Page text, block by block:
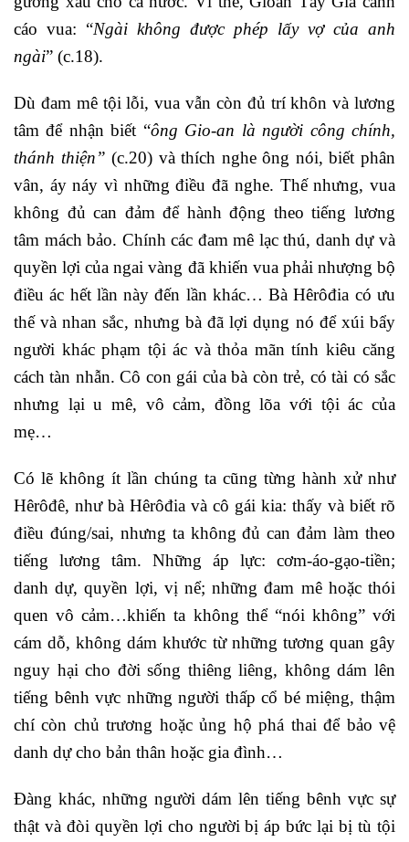
cáo vua: “Ngài không được phép lấy vợ của anh
ngài” (c.18).
Dù đam mê tội lỗi, vua vẫn còn đủ trí khôn và lương
tâm để nhận biết “ông Gio-an là người công chính,
thánh thiện”(c.20) và thích nghe ông nói, biết phân
vân, áy náy vì những điều đã nghe. Thế nhưng, vua
không đủ can đảm để hành động theo tiếng lương
tâm mách bảo. Chính các đam mê lạc thú, danh dự và
quyền lợi của ngai vàng đã khiến vua phải nhượng bộ
điều ác hết lần này đến lần khác… Bà Hêrôđia có ưu
thế và nhan sắc, nhưng bà đã lợi dụng nó để xúi bẩy
người khác phạm tội ác và thỏa mãn tính kiêu căng
cách tàn nhẫn. Cô con gái của bà còn trẻ, có tài có sắc
nhưng lại u mê, vô cảm, đồng lõa với tội ác của
mẹ…
Có lẽ không ít lần chúng ta cũng từng hành xử như
Hêrôđê, như bà Hêrôđia và cô gái kia: thấy và biết rõ
điều đúng/sai, nhưng ta không đủ can đảm làm theo
tiếng lương tâm. Những áp lực: cơm-áo-gạo-tiền;
danh dự, quyền lợi, vị nể; những đam mê hoặc thói
quen vô cảm…khiến ta không thể “nói không” với
cám dỗ, không dám khước từ những tương quan gây
nguy hại cho đời sống thiêng liêng, không dám lên
tiếng bênh vực những người thấp cổ bé miệng, thậm
chí còn chủ trương hoặc ủng hộ phá thai để bảo vệ
danh dự cho bản thân hoặc gia đình…
Đàng khác, những người dám lên tiếng bênh vực sự
thật và đòi quyền lợi cho người bị áp bức lại bị tù tội